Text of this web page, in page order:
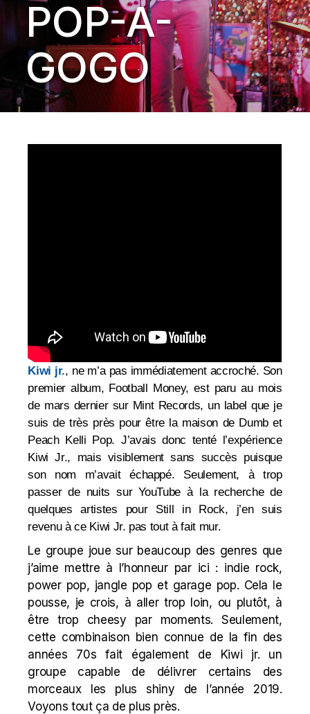
POP-A-
GOGO
Kiwi jr., ne m’a pas immédiatement accroché. Son
premier album, Football Money, est paru au mois
de mars dernier sur Mint Records, un label que je
suis de très près pour être la maison de Dumb et
Peach Kelli Pop. J’avais donc tenté l’expérience
Kiwi Jr., mais visiblement sans succès puisque
son nom m’avait échappé. Seulement, à trop
passer de nuits sur YouTube à la recherche de
quelques artistes pour Still in Rock, j’en suis
revenu à ce Kiwi Jr. pas tout à fait mur.
Le groupe joue sur beaucoup des genres que
j’aime mettre à l’honneur par ici : indie rock,
power pop, jangle pop et garage pop. Cela le
pousse, je crois, à aller trop loin, ou plutôt, à
être trop cheesy par moments. Seulement,
cette combinaison bien connue de la fin des
années 70s fait également de Kiwi jr. un
groupe capable de délivrer certains des
morceaux les plus shiny de l’année 2019.
Voyons tout ça de plus près.